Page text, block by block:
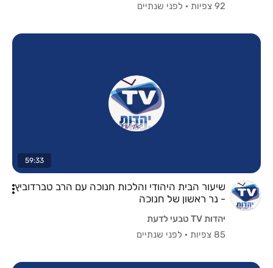
92 צפיות
· לפני שנתיים
59:33
שיעור הבית היהודי והלכות חנוכה עם הרב טברדוביץ
- נר ראשון של חנוכה
יהדות TV טבעי לדעת
85 צפיות
· לפני שנתיים